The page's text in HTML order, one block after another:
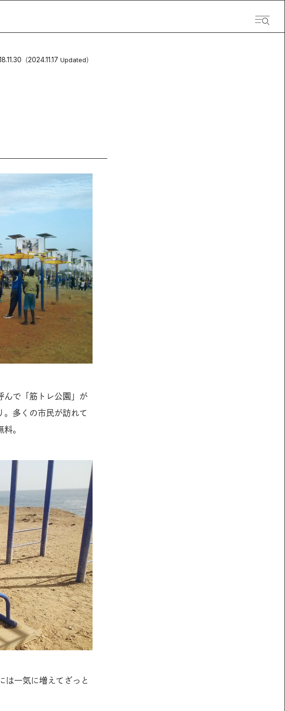
（2024.11.17 Updated）
んで「筋トレ公園」が
。多くの市民が訪れて
。
は一気に増えてざっと